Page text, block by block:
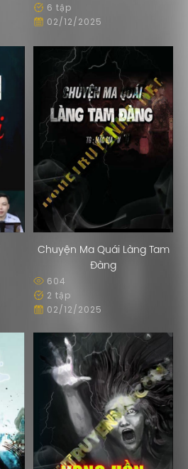
6 tập
02/12/2025
Chuyện Ma Quái Làng Tam
Đàng
604
2 tập
02/12/2025